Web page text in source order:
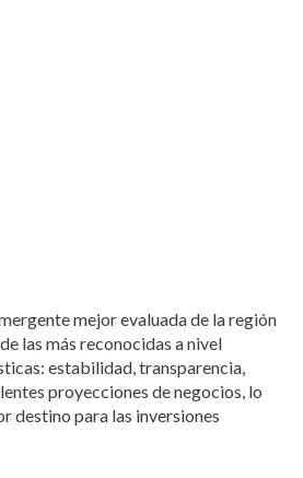
mejor evaluada de la región
las más reconocidas a nivel
estabilidad, transparencia,
proyecciones de negocios, lo
destino para las inversiones